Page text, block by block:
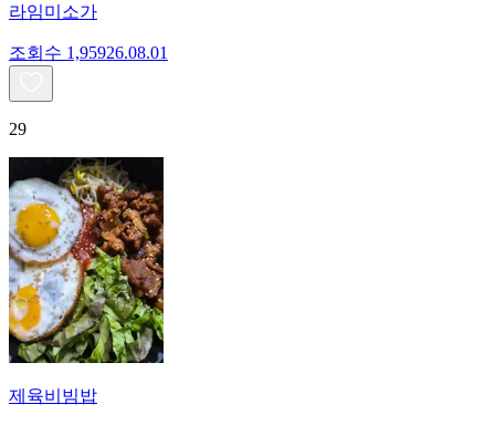
라임미소가
조회수 1,95926.08.01
29
제육비빔밥